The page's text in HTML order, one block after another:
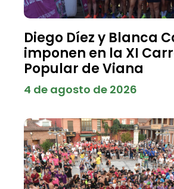
Diego Díez y Blanca
imponen en la XI
Popular de Viana
4 de agosto de 2026